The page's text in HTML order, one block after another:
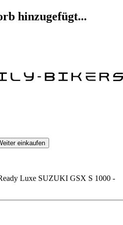
hinzugefügt...
einkaufen
Luxe SUZUKI GSX S 1000 -